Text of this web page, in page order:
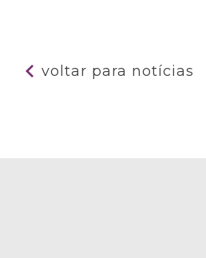
voltar para notícias